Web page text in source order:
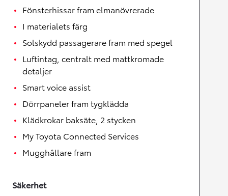
Fönsterhissar fram elmanövrerade
I materialets färg
Solskydd passagerare fram med spegel
Luftintag, centralt med mattkromade
detaljer
Smart voice assist
Dörrpaneler fram tygklädda
Klädkrokar baksäte, 2 stycken
My Toyota Connected Services
Mugghållare fram
Säkerhet